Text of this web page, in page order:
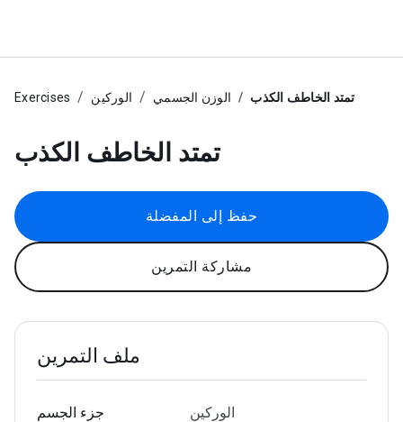
Exercises الوركين الوزن الجسمي تمتد الخاطف الكذب
تمتد الخاطف الكذب
حفظ إلى المفضلة
مشاركة التمرين
ملف التمرين
جزء الجسم الوركين